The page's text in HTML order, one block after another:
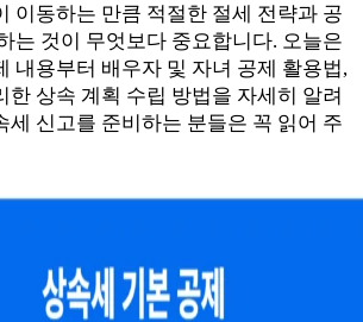
이동하는 만큼 적절한 절세 전략과 공
는 것이 무엇보다 중요합니다. 오늘은
내용부터 배우자 및 자녀 공제 활용법,
한 상속 계획 수립 방법을 자세히 알려
세 신고를 준비하는 분들은 꼭 읽어 주